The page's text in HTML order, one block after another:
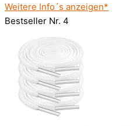
Weitere Info´s anzeigen*
Bestseller Nr. 4